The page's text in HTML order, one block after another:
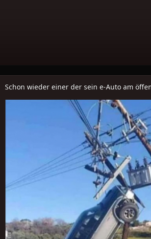
Schon wieder einer der sein e-Auto am